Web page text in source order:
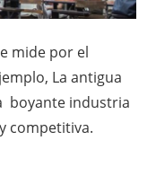
mide por el
La antigua
boyante industria
competitiva.